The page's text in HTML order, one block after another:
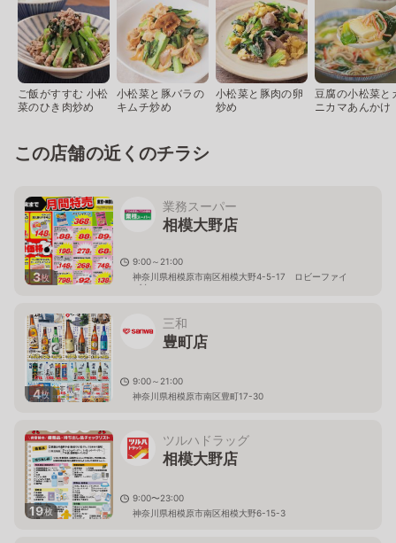
ご飯がすすむ 小松
菜のひき肉炒め
小松菜と豚バラの
キムチ炒め
小松菜と豚肉の卵
炒め
豆腐の小松菜と
ニカマあんかけ
この店舗の近くのチラシ
3枚
業務スーパー
相模大野店
9:00～21:00
神奈川県相模原市南区相模大野4-5-17 ロビーファイ
ブ内
4枚
三和
豊町店
9:00～21:00
神奈川県相模原市南区豊町17-30
19枚
ツルハドラッグ
相模大野店
9:00〜23:00
神奈川県相模原市南区相模大野6-15-3